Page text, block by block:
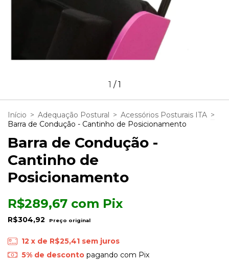
1 /1
Início > Adequação Postural > Acessórios Posturais ITA >
Barra de Condução - Cantinho de Posicionamento
Barra de Condução -
Cantinho de
Posicionamento
R$304,92
R$289,67 com Pix
12 x de R$25,41 sem juros
5% de descontopagando com Pix